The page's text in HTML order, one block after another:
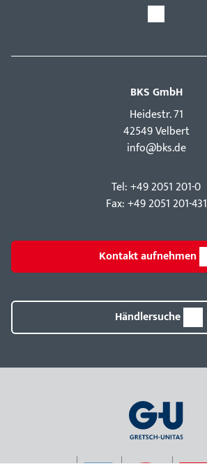
BKS GmbH
Hei­destr. 71
42549 Velbert
info@bks.de
Tel: +49 2051 201-0
Fax: +49 2051 201-431
Kontakt aufnehmen
Händlersuche